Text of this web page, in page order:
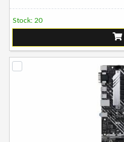
Stock: 20